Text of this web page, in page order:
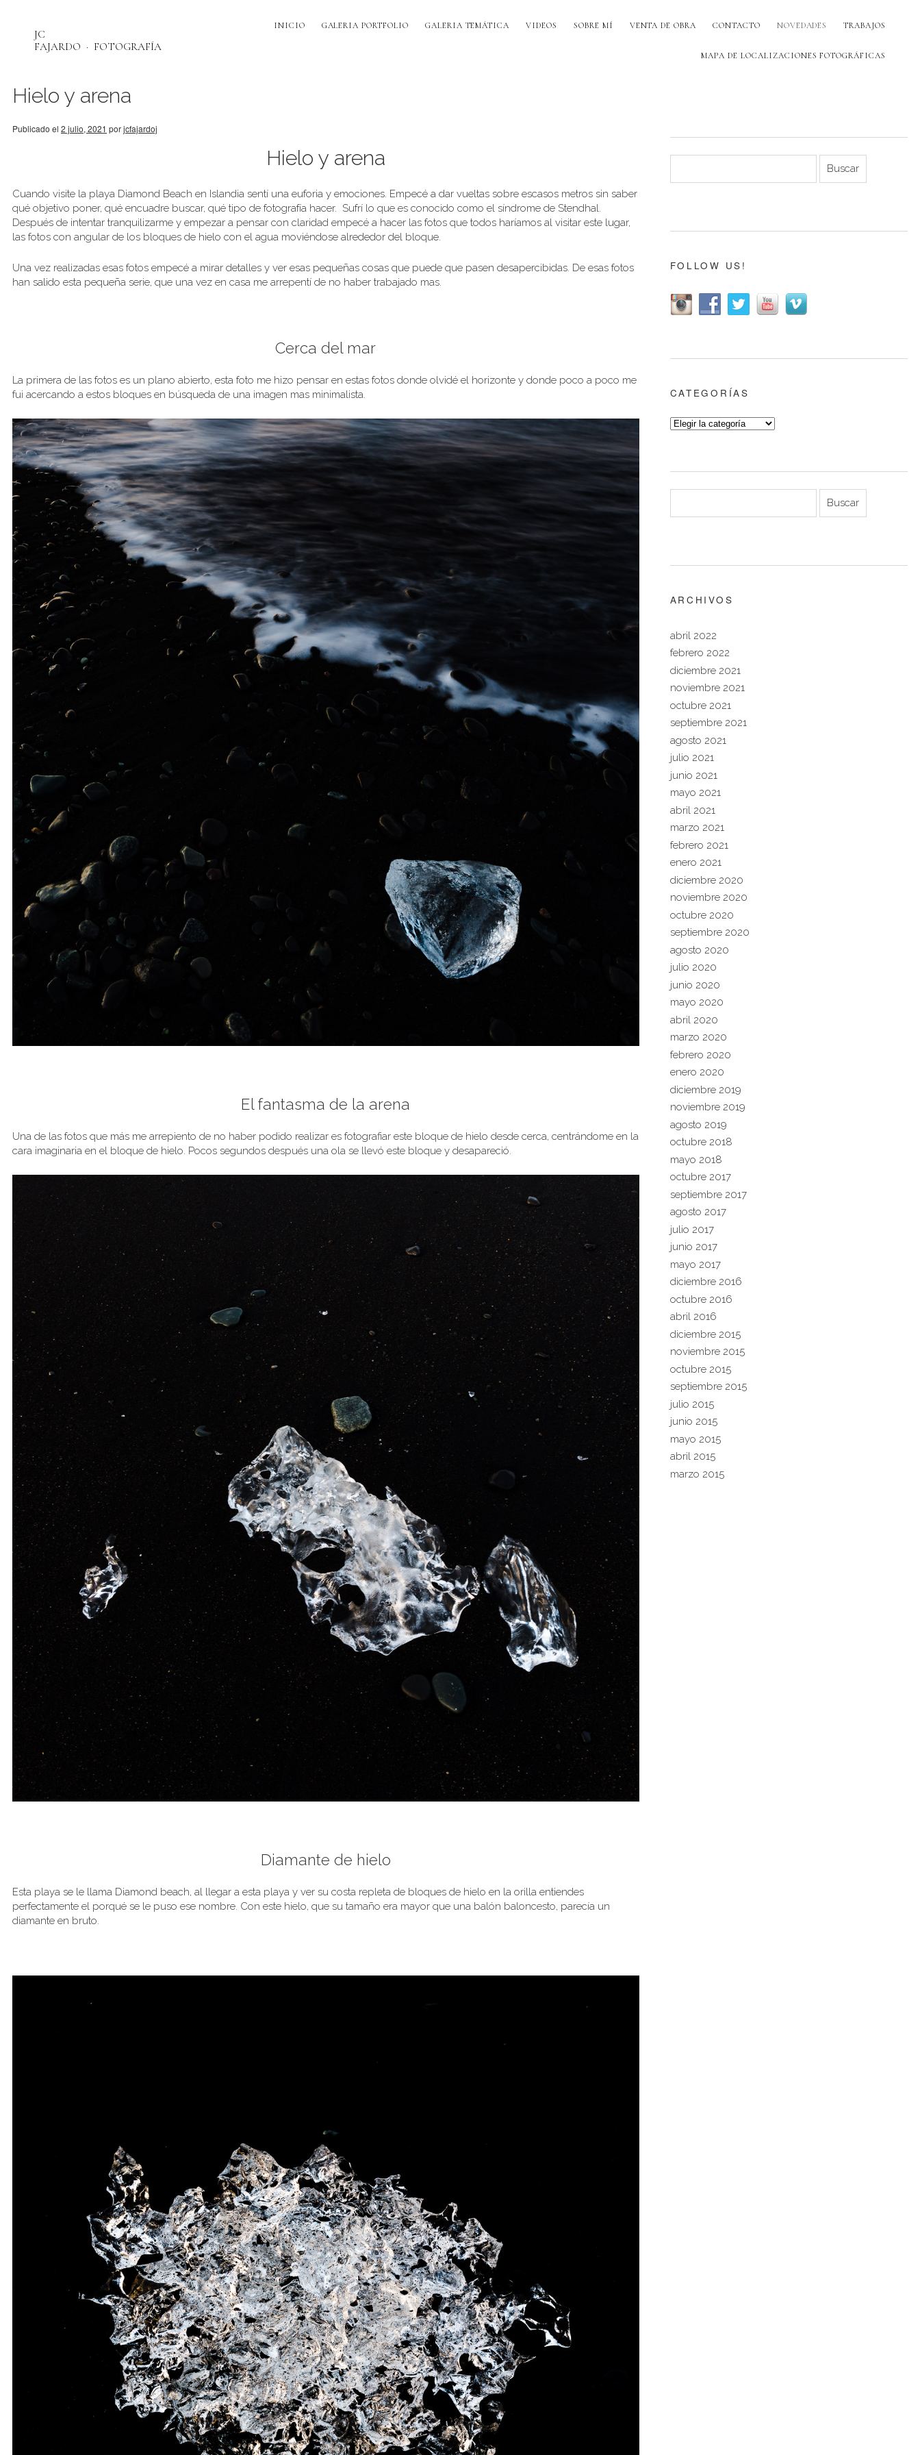
JC
FAJARDO
FOTOGRAFÍA
INICIO GALERIA PORTFOLIO GALERIA TEMÁTICA VIDEOS SOBRE MÍ VENTA DE OBRA CONTACTO NOVEDADES TRABAJOS
MAPA DE LOCALIZACIONES FOTOGRÁFICAS
Hielo y arena
Publicado el 2 julio, 2021 porjcfajardoj
Hielo y arena
Cuando visite la playa Diamond Beach en Islandia sentí una euforia y emociones. Empecé a dar vueltas sobre escasos metros sin saber
qué objetivo poner, qué encuadre buscar, qué tipo de fotografía hacer. Sufrí lo que es conocido como el síndrome de Stendhal.
Después de intentar tranquilizarme y empezar a pensar con claridad empecé a hacer las fotos que todos haríamos al visitar este lugar,
las fotos con angular de los bloques de hielo con el agua moviéndose alrededor del bloque.
Una vez realizadas esas fotos empecé a mirar detalles y ver esas pequeñas cosas que puede que pasen desapercibidas. De esas fotos
han salido esta pequeña serie, que una vez en casa me arrepentí de no haber trabajado mas.
Cerca del mar
La primera de las fotos es un plano abierto, esta foto me hizo pensar en estas fotos donde olvidé el horizonte y donde poco a poco me
fui acercando a estos bloques en búsqueda de una imagen mas minimalista.
El fantasma de la arena
Una de las fotos que más me arrepiento de no haber podido realizar es fotografiar este bloque de hielo desde cerca, centrándome en la
cara imaginaria en el bloque de hielo. Pocos segundos después una ola se llevó este bloque y desapareció.
Diamante de hielo
Esta playa se le llama Diamond beach, al llegar a esta playa y ver su costa repleta de bloques de hielo en la orilla entiendes
perfectamente el porqué se le puso ese nombre. Con este hielo, que su tamaño era mayor que una balón baloncesto, parecía un
diamante en bruto.
FOLLOW US!
CATEGORÍAS
ARCHIVOS
abril 2022
febrero 2022
diciembre 2021
noviembre 2021
octubre 2021
septiembre 2021
agosto 2021
julio 2021
junio 2021
mayo 2021
abril 2021
marzo 2021
febrero 2021
enero 2021
diciembre 2020
noviembre 2020
octubre 2020
septiembre 2020
agosto 2020
julio 2020
junio 2020
mayo 2020
abril 2020
marzo 2020
febrero 2020
enero 2020
diciembre 2019
noviembre 2019
agosto 2019
octubre 2018
mayo 2018
octubre 2017
septiembre 2017
agosto 2017
julio 2017
junio 2017
mayo 2017
diciembre 2016
octubre 2016
abril 2016
diciembre 2015
noviembre 2015
octubre 2015
septiembre 2015
julio 2015
junio 2015
mayo 2015
abril 2015
marzo 2015